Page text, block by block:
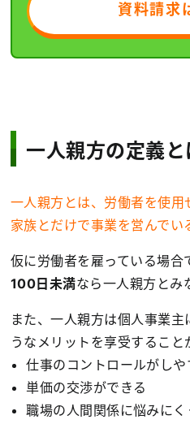
資料請求
一人親方の定義と
一人親方とは、労働者を使
家族とだけで事業を営んでい
仮に労働者を雇っている場合
100日未満なら一人親方とみ
また、一人親方は個人事業
うなメリットを享受すること
仕事のコントロールがしや
単価の交渉ができる
職場の人間関係に悩みに